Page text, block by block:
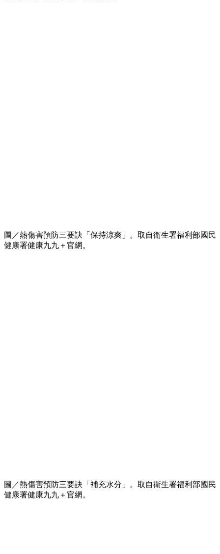
圖／熱傷害預防三要訣「保持涼爽」。取自衛生署福利部國民
健康署健康九九＋官網。
圖／熱傷害預防三要訣「補充水分」。取自衛生署福利部國民
健康署健康九九＋官網。